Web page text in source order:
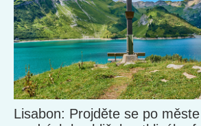
Lisabon: Projděte se po